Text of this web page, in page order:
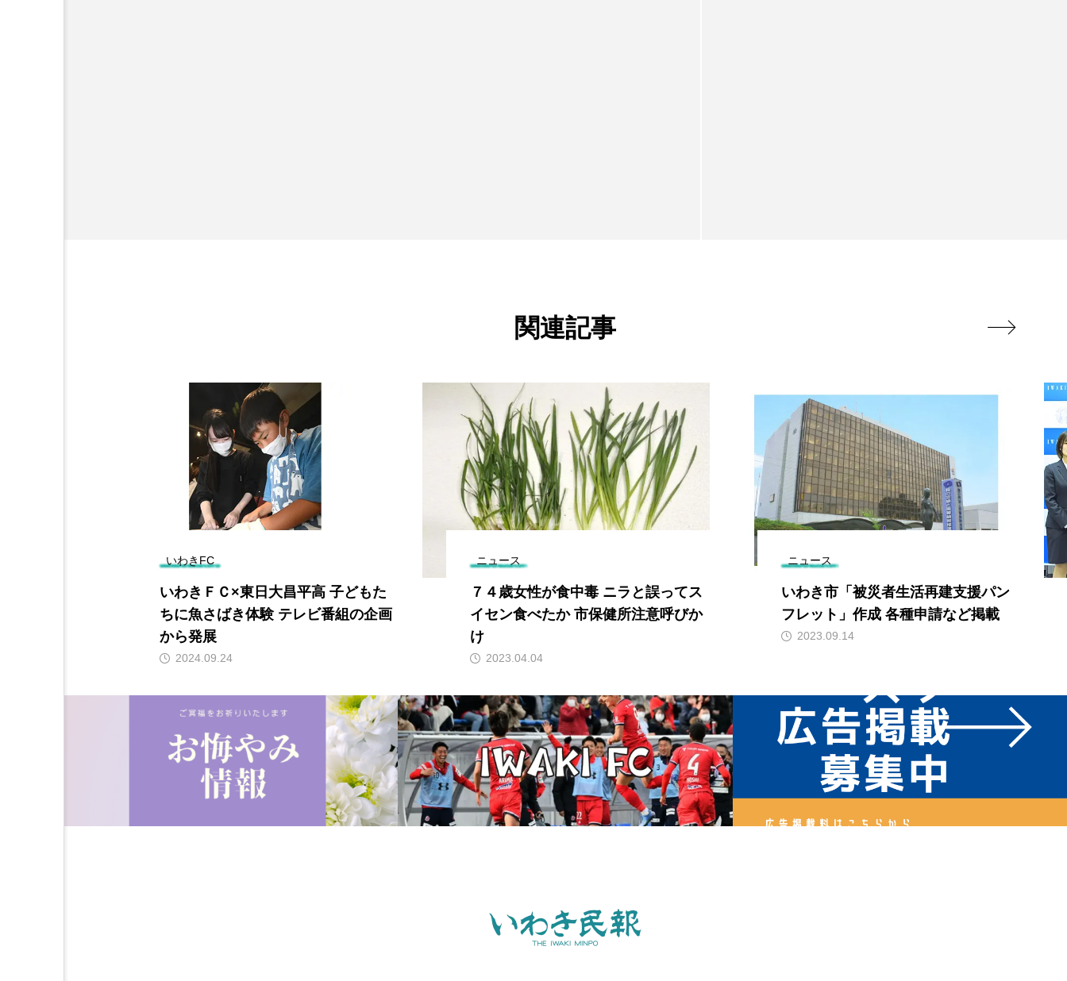
関連記事
いわきFC
いわきＦＣ×東日大昌平高 子どもた
ちに魚さばき体験 テレビ番組の企画
から発展
2024.09.24
ニュース
７４歳女性が食中毒 ニラと誤ってス
イセン食べたか 市保健所注意呼びか
け
2023.04.04
ニュース
いわき市「被災者生活再建支援パン
フレット」作成 各種申請など掲載
2023.09.14
